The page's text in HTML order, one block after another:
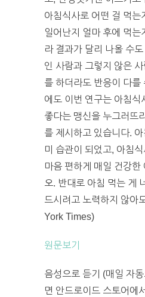
아침식사로 어떤 걸 먹는
일어난지 얼마 후에 먹는
라 결과가 달리 나올 수
인 사람과 그렇지 않은
를 하더라도 반응이 다를
에도 이번 연구는 아침식
좋다는 맹신을 누그러뜨
를 제시하고 있습니다. 아
미 습관이 되었고, 아침
마음 편하게 매일 건강한
오. 반대로 아침 먹는 게
드시려고 노력하지 않아
York Times)
원문보기
음성으로 듣기 (매일 자
면 안드로이드 스토어에